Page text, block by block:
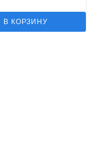
В КОРЗИНУ